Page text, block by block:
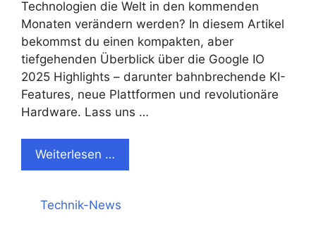
Technologien die Welt in den kommenden
Monaten verändern werden? In diesem Artikel
bekommst du einen kompakten, aber
tiefgehenden Überblick über die Google IO
2025 Highlights – darunter bahnbrechende KI-
Features, neue Plattformen und revolutionäre
Hardware. Lass uns …
Weiterlesen …
Kategorien
Technik-News